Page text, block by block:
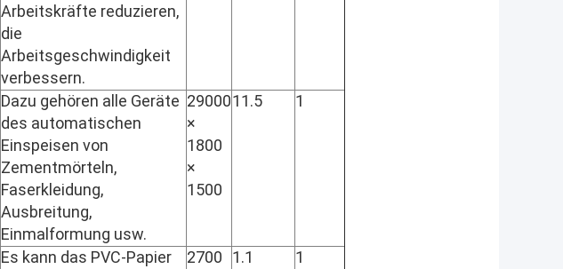
Arbeitskräfte reduzieren,
die
Arbeitsgeschwindigkeit
verbessern.
Dazu gehören alle Geräte
des automatischen
Einspeisen von
Zementmörteln,
Faserkleidung,
Ausbreitung,
Einmalformung usw.
29000
×
1800
×
1500
11.5 1
Es kann das PVC-Papier
2700
1.1 1